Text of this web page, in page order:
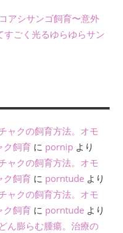
アシサンゴ飼育〜意外
すごく光るゆらゆらサン
ャクの飼育方法。オモ
ク飼育 に pornip より
ャクの飼育方法。オモ
ク飼育 に porntude より
ャクの飼育方法。オモ
ク飼育 に porntude より
ん膨らむ腫瘍。治療の